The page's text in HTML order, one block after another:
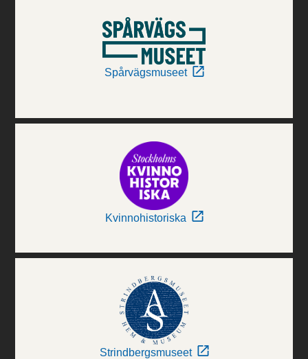
Spårvägsmuseet
Kvinnohistoriska
Strindbergsmuseet